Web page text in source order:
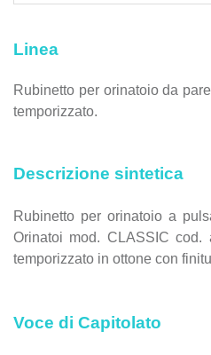
Linea
Rubinetto per orinatoio da
temporizzato.
Descrizione sintetica
Rubinetto per orinatoio a
Orinatoi mod. CLASSIC cod.
temporizzato in ottone con
Voce di Capitolato